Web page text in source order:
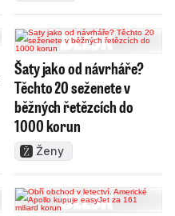
Šaty jako od návrháře?
Těchto 20 seženete v
běžných řetězcích do
1000 korun
Ženy